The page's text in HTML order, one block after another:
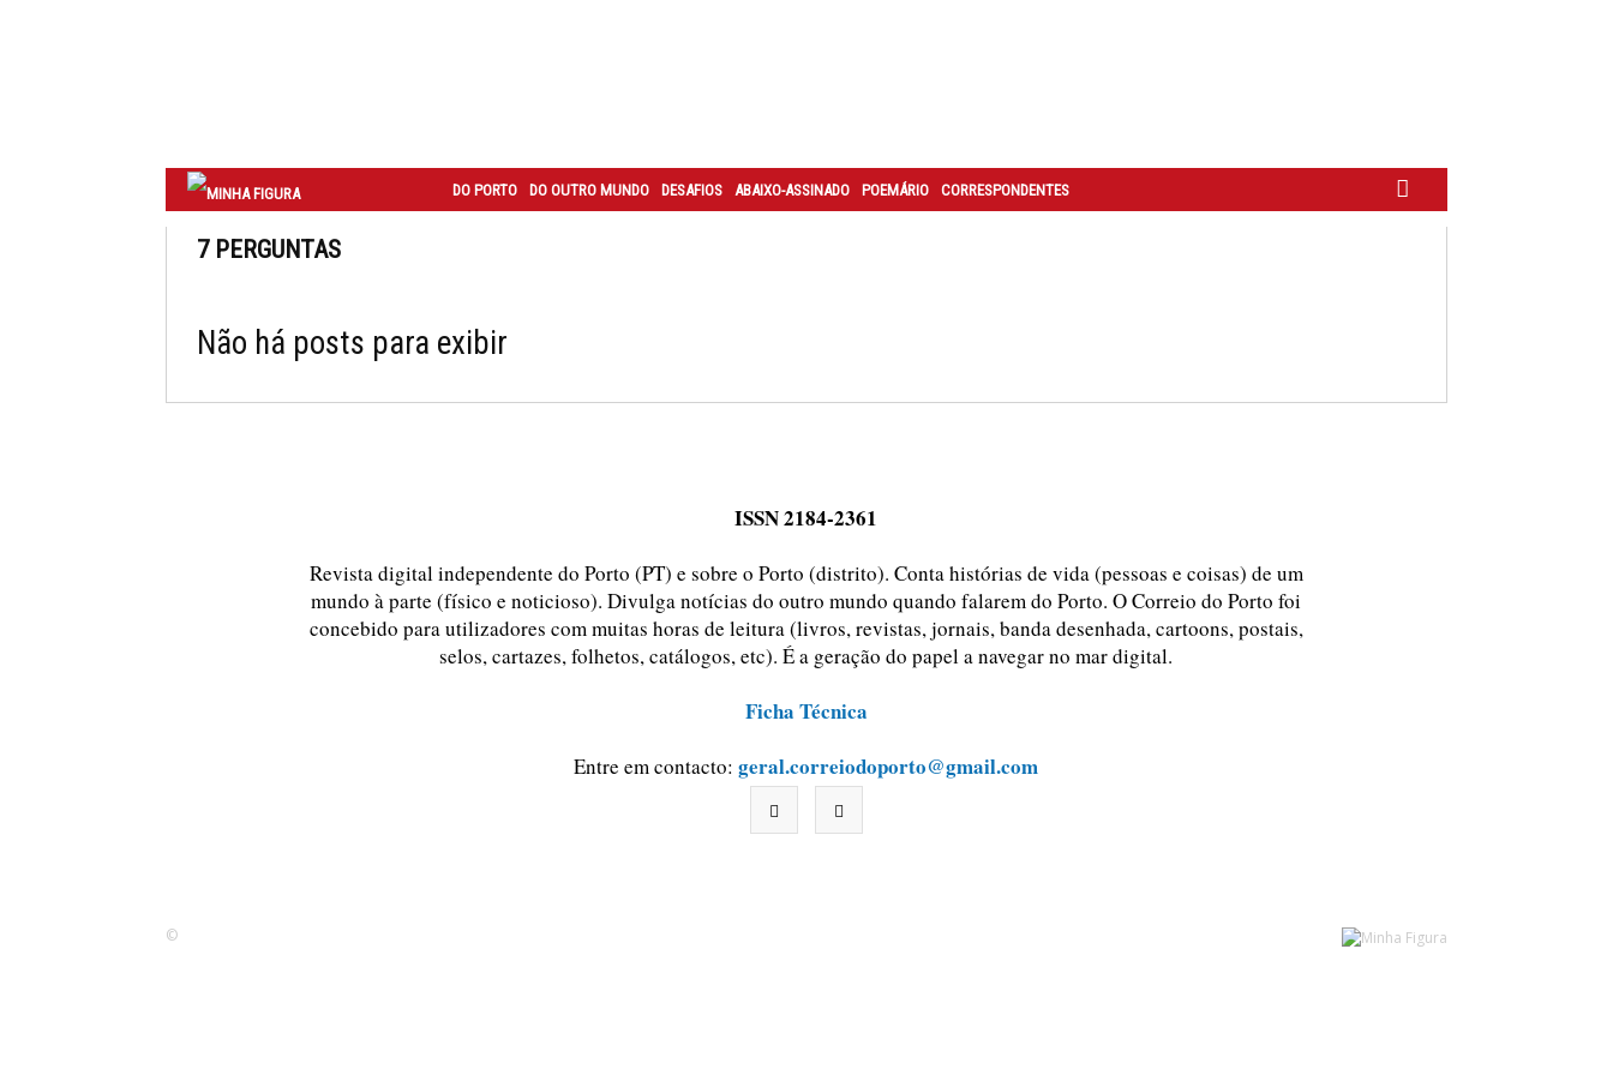
DO PORTO DO OUTRO MUNDO DESAFIOS ABAIXO-ASSINADO POEMÁRIO CORRESPONDENTES
7 PERGUNTAS
Não há posts para exibir
ISSN 2184-2361
Revista digital independente do Porto (PT) e sobre o Porto (distrito). Conta histórias de vida (pessoas e coisas) de um
mundo à parte (físico e noticioso). Divulga notícias do outro mundo quando falarem do Porto. O Correio do Porto foi
concebido para utilizadores com muitas horas de leitura (livros, revistas, jornais, banda desenhada, cartoons, postais,
selos, cartazes, folhetos, catálogos, etc). É a geração do papel a navegar no mar digital.
Ficha Técnica
Entre em contacto:geral.correiodoporto@gmail.com
©